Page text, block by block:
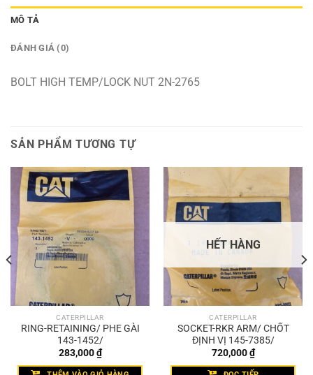
MÔ TẢ
ĐÁNH GIÁ (0)
BOLT HIGH TEMP/LOCK NUT 2N-2765
SẢN PHẨM TƯƠNG TỰ
CATERPILLAR
RING-RETAINING/ PHE GÀI
143-1452/
283,000₫
HẾT HÀNG
CATERPILLAR
SOCKET-RKR ARM/ CHỐT
ĐỊNH VỊ 145-7385/
720,000₫